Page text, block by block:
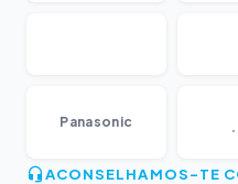
Panasonic
ACONSELHAMOS-TE